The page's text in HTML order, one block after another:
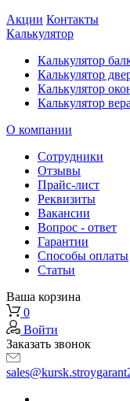
Акции Контакты
Калькулятор
Калькулятор
Калькулятор
Калькулятор
Калькулятор
О компании
Сотрудники
Отзывы
Прайс-лист
Реквизиты
Вакансии
Вопрос - ответ
Гарантии
Способы оплаты
Статьи
Ваша корзина
0
Войти
Заказать звонок